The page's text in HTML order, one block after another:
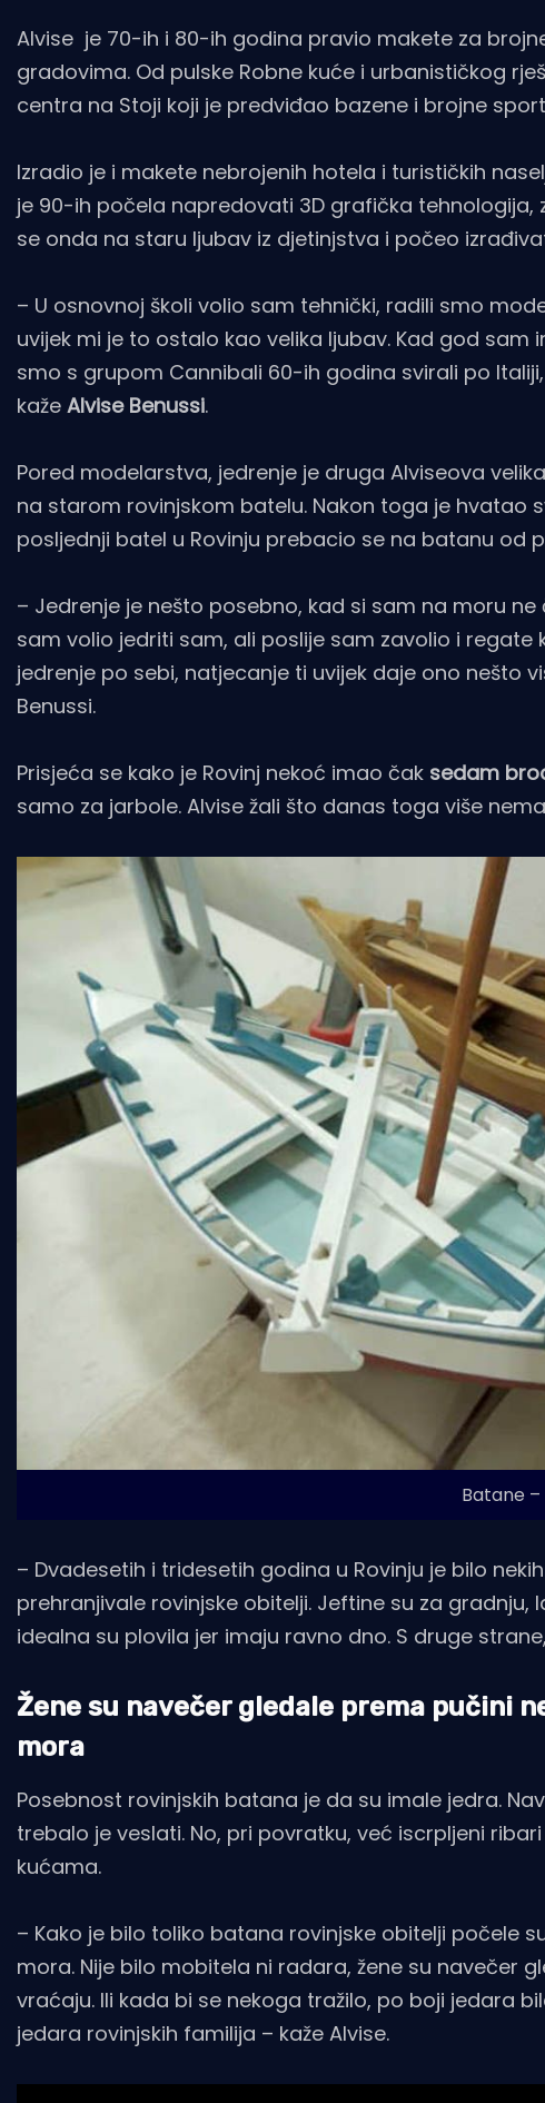
Alvise je 70-ih i 80-ih godina pravio makete za
gradovima. Od pulske Robne kuće i urbanističkog
centra na Stoji koji je predviđao bazene i brojne
Izradio je i makete nebrojenih hotela i turističkih
je 90-ih počela napredovati 3D grafička tehnologija,
se onda na staru ljubav iz djetinjstva i počeo
– U osnovnoj školi volio sam tehnički, radili smo
uvijek mi je to ostalo kao velika ljubav. Kad god
smo s grupom Cannibali 60-ih godina svirali po
kaže Alvise Benussi.
Pored modelarstva, jedrenje je druga Alviseova
na starom rovinjskom batelu. Nakon toga je hvatao
posljednji batel u Rovinju prebacio se na batanu od
– Jedrenje je nešto posebno, kad si sam na moru
sam volio jedriti sam, ali poslije sam zavolio i regate
jedrenje po sebi, natjecanje ti uvijek daje ono nešto
Benussi.
Prisjeća se kako je Rovinj nekoć imao čak sedam
samo za jarbole. Alvise žali što danas toga više
Batane
– Dvadesetih i tridesetih godina u Rovinju je bilo nekih
prehranjivale rovinjske obitelji. Jeftine su za
idealna su plovila jer imaju ravno dno. S druge
Žene su navečer gledale prema pučini
mora
Posebnost rovinjskih batana je da su imale jedra.
trebalo je veslati. No, pri povratku, već iscrpljeni
kućama.
– Kako je bilo toliko batana rovinjske obitelji počele
mora. Nije bilo mobitela ni radara, žene su navečer
vraćaju. Ili kada bi se nekoga tražilo, po boji jedara
jedara rovinjskih familija – kaže Alvise.